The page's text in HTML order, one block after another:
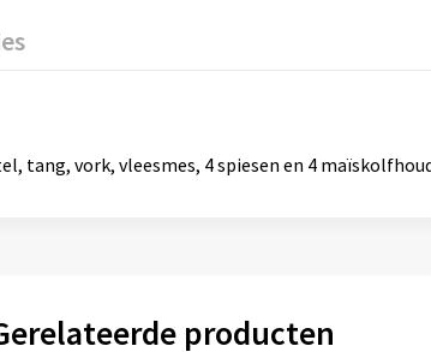
tang, vork, vleesmes, 4 spiesen en 4
producten